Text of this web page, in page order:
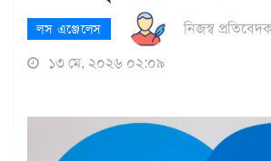
লস এঞ্জেলেস
নিজস্ব
১৩ মে, ২০২৬ ০২:০৯